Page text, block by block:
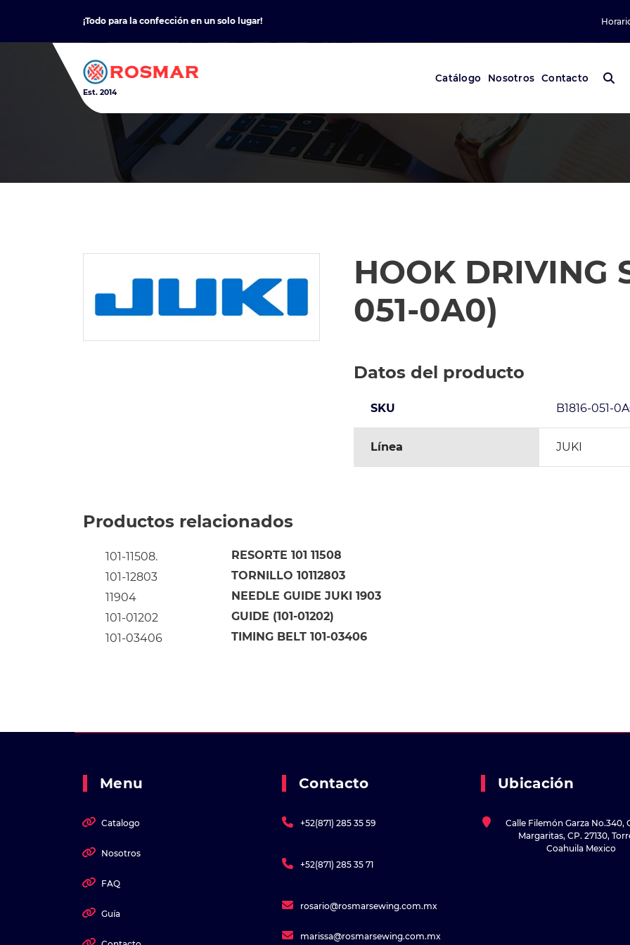
content
¡Todo para la confección en un solo lugar!
Est. 2014
Catálogo Nosotros Contacto
HOOK DRIVING
051-0A0)
Datos del producto
SKU B1816-051-
Línea JUKI
Productos relacionados
101-11508. RESORTE 101 11508
101-12803
TORNILLO 10112803
11904
NEEDLE GUIDE JUKI 1903
101-01202
GUIDE (101-01202)
101-03406
TIMING BELT 101-03406
Menu
Catalogo
Nosotros
FAQ
Guía
Contacto
+52(871) 285 35 59
+52(871) 285 35 71
rosario@rosmarsewing.com.mx
marissa@rosmarsewing.com.mx
Ubicación
Calle Filemón Garza No.340,
Margaritas, CP. 27130,
Coahuila Mexico